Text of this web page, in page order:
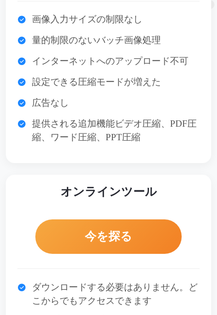
画像入力サイズの制限なし
量的制限のないバッチ画像処理
インターネットへのアップロード不可
設定できる圧縮モードが増えた
広告なし
提供される追加機能ビデオ圧縮、PDF圧
縮、ワード圧縮、PPT圧縮
オンラインツール
今を探る
ダウンロードする必要はありません。ど
こからでもアクセスできます